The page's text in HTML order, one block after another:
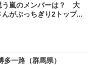
う嵐のメンバーは？ 大
がぶっちぎり2トップ...
一路（群馬県）